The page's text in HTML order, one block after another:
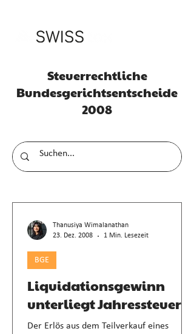
Steuerrechtliche
Bundesgerichtsentscheide
2008
Liquidationsgewinn
unterliegt Jahressteuer
Der Erlös aus dem Teilverkauf eines
BGE
Thanusiya Wimalanathan
23. Dez. 2008
1 Min. Lesezeit